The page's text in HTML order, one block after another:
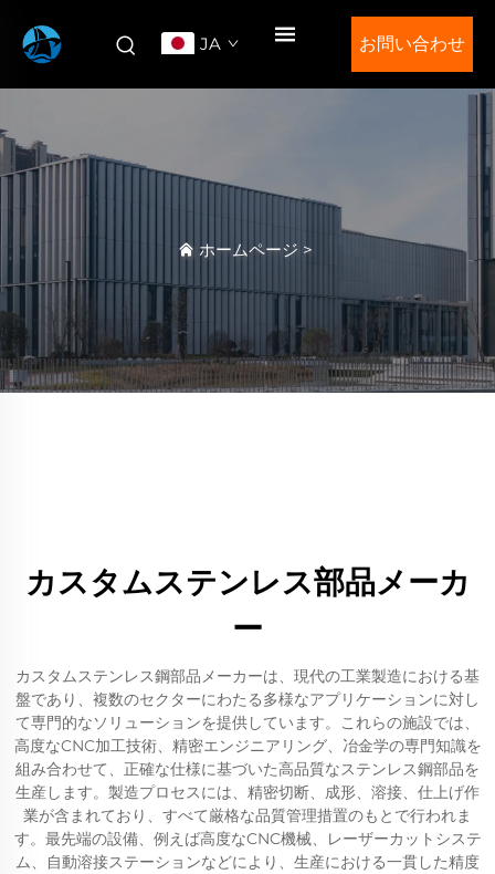
JA お問い合わせ
ホームページ >
カスタムステンレス部品メーカ
ー
カスタムステンレス鋼部品メーカーは、現代の工業製造における基
盤であり、複数のセクターにわたる多様なアプリケーションに対し
て専門的なソリューションを提供しています。これらの施設では、
高度なCNC加工技術、精密エンジニアリング、冶金学の専門知識を
組み合わせて、正確な仕様に基づいた高品質なステンレス鋼部品を
生産します。製造プロセスには、精密切断、成形、溶接、仕上げ作
業が含まれており、すべて厳格な品質管理措置のもとで行われま
す。最先端の設備、例えば高度なCNC機械、レーザーカットシステ
ム、自動溶接ステーションなどにより、生産における一貫した精度